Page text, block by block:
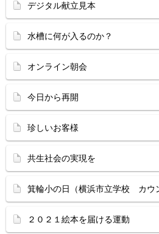
デジタル献立見本
水槽に何が入るのか？
オンライン朝会
今日から再開
珍しいお客様
共生社会の実現を
箕輪小の日（横浜市立学校 カウ
２０２１絵本を届ける運動